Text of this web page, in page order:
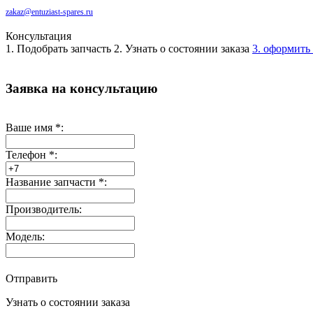
zakaz@entuziast-spares.ru
Консультация
1. Подобрать запчасть 2. Узнать о состоянии заказа 3. оформить
Заявка на консультацию
Ваше имя *:
Телефон *:
Название запчасти *:
Производитель:
Модель:
Отправить
Узнать о состоянии заказа